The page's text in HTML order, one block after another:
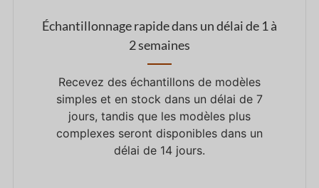
Échantillonnage rapide dans un délai de 1 à
2 semaines
Recevez des échantillons de modèles
simples et en stock dans un délai de 7
jours, tandis que les modèles plus
complexes seront disponibles dans un
délai de 14 jours.